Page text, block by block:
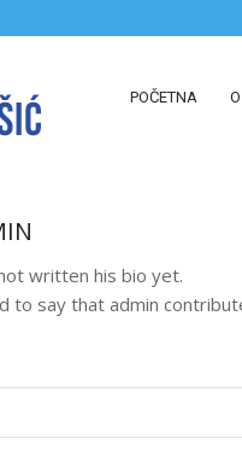
POČETNA
written his bio yet.
to say thatadmin